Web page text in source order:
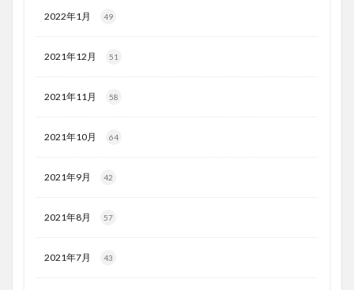
2022年1月 49
2021年12月 51
2021年11月 58
2021年10月 64
2021年9月 42
2021年8月 57
2021年7月 43